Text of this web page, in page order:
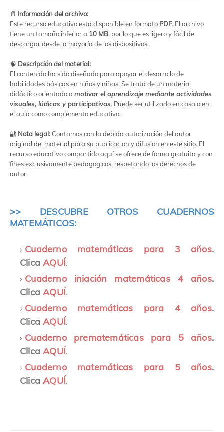
📄 Información del archivo:
Este recurso educativo está disponible en formato PDF. El archivo
tiene un tamaño inferior a 10 MB, por lo que es ligero y fácil de
descargar desde la mayoría de los dispositivos.
🧠 Descripción del material:
El contenido ha sido diseñado para apoyar el desarrollo de
habilidades básicas en niños y niñas. Se trata de un material
didáctico orientado a motivar el aprendizaje mediante actividades
visuales, lúdicas y participativas. Puede ser utilizado en casa o en
el aula como complemento educativo.
🔐 Nota legal:Contamos con la debida autorización del autor
original del material para su publicación y difusión en este sitio. El
recurso educativo compartido aquí se ofrece de forma gratuita y con
fines exclusivamente pedagógicos, respetando los derechos de
autor.
>> DESCUBRE OTROS CUADERNOS
MATEMÁTICOS:
Cuaderno matemáticas para 3 años.
ClicaAQUÍ.
Cuaderno iniación matemáticas 4 años.
ClicaAQUÍ.
Cuaderno matemáticas para 4 años.
ClicaAQUÍ.
Cuaderno prematemáticas para 5 años.
ClicaAQUÍ.
Cuaderno matemáticas para 5 años.
ClicaAQUÍ.